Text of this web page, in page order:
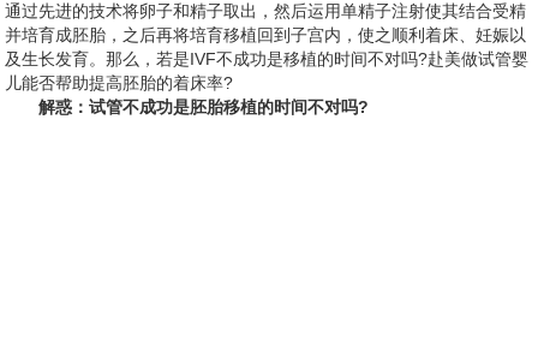
通过先进的技术将卵子和精子取出，然后运用单精子注射使其结合受精
并培育成胚胎，之后再将培育移植回到子宫内，使之顺利着床、妊娠以
及生长发育。那么，若是IVF不成功是移植的时间不对吗?赴美做试管婴
儿能否帮助提高胚胎的着床率?
解惑：试管不成功是胚胎移植的时间不对吗?